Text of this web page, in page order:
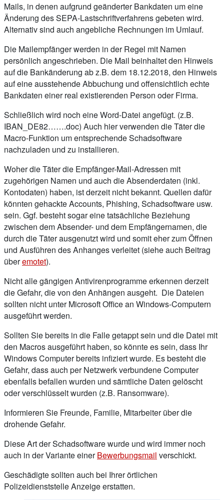
Mails, in denen aufgrund geänderter Bankdaten um eine
Änderung des SEPA-Lastschriftverfahrens gebeten wird.
Alternativ sind auch angebliche Rechnungen im Umlauf.
Die Mailempfänger werden in der Regel mit Namen
persönlich angeschrieben. Die Mail beinhaltet den Hinweis
auf die Bankänderung ab z.B. dem 18.12.2018, den Hinweis
auf eine ausstehende Abbuchung und offensichtlich echte
Bankdaten einer real existierenden Person oder Firma.
Schließlich wird noch eine Word-Datei angefügt. (z.B.
IBAN_DE82…….doc) Auch hier verwenden die Täter die
Macro-Funktion um entsprechende Schadsoftware
nachzuladen und zu installieren.
Woher die Täter die Empfänger-Mail-Adressen mit
zugehörigen Namen und auch die Absenderdaten (inkl.
Kontodaten) haben, ist derzeit nicht bekannt. Quellen dafür
könnten gehackte Accounts, Phishing, Schadsoftware usw.
sein. Ggf. besteht sogar eine tatsächliche Beziehung
zwischen dem Absender- und dem Empfängernamen, die
durch die Täter ausgenutzt wird und somit eher zum Öffnen
und Ausführen des Anhanges verleitet (siehe auch Beitrag
überemotet).
Nicht alle gängigen Antivirenprogramme erkennen derzeit
die Gefahr, die von den Anhängen ausgeht. Die Dateien
sollten nicht unter Microsoft Office an Windows-Computern
ausgeführt werden.
Sollten Sie bereits in die Falle getappt sein und die Datei mit
den Macros ausgeführt haben, so könnte es sein, dass Ihr
Windows Computer bereits infiziert wurde. Es besteht die
Gefahr, dass auch per Netzwerk verbundene Computer
ebenfalls befallen wurden und sämtliche Daten gelöscht
oder verschlüsselt wurden (z.B. Ransomware).
Informieren Sie Freunde, Familie, Mitarbeiter über die
drohende Gefahr.
Diese Art der Schadsoftware wurde und wird immer noch
auch in der Variante einerBewerbungsmail verschickt.
Geschädigte sollten auch bei Ihrer örtlichen
Polizeidienststelle Anzeige erstatten.